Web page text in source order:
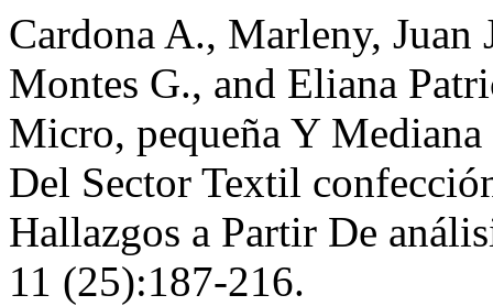
Cardona A., Marleny, Juan
Montes G., and Eliana
Micro, pequeña Y
Del Sector Textil
Hallazgos a Partir De
11 (25):187-216.